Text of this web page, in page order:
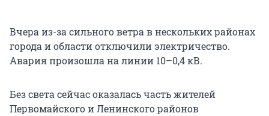
Вчера из-за сильного ветра в нескольких районах
города и области отключили электричество.
Авария произошла на линии 10–0,4 кВ.
Без света сейчас оказалась часть жителей
Первомайского и Ленинского районов